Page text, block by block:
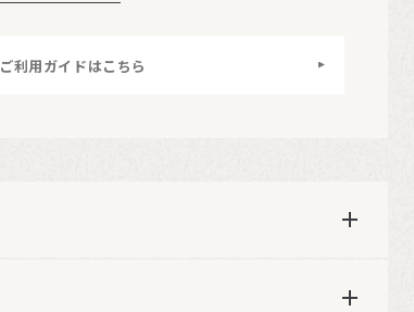
ご利用ガイドはこちら